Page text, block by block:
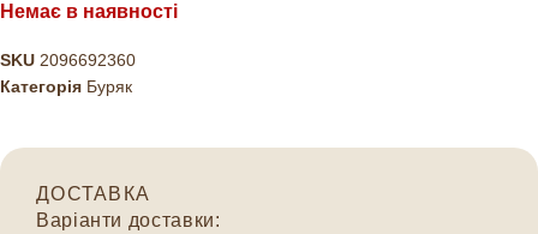
Немає в наявності
SKU 2096692360
Категорія Буряк
ДОСТАВКА
Варіанти доставки: